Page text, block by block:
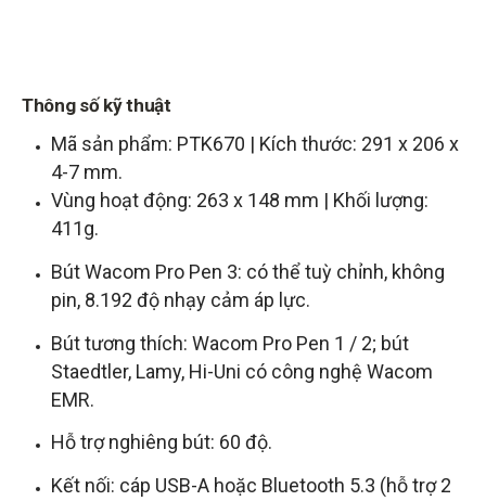
Thông số kỹ thuật
Mã sản phẩm: PTK670 | Kích thước: 291 x 206 x
4-7 mm.
Vùng hoạt động: 263 x 148 mm | Khối lượng:
411g.
Bút Wacom Pro Pen 3: có thể tuỳ chỉnh, không
pin, 8.192 độ nhạy cảm áp lực.
Bút tương thích: Wacom Pro Pen 1 / 2; bút
Staedtler, Lamy, Hi-Uni có công nghệ Wacom
EMR.
Hỗ trợ nghiêng bút: 60 độ.
Kết nối: cáp USB-A hoặc Bluetooth 5.3 (hỗ trợ 2